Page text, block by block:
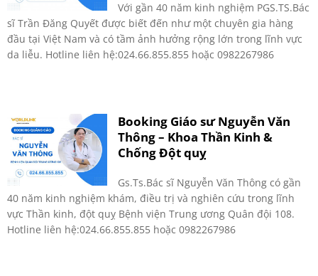
Với gần 40 năm kinh nghiệm PGS.TS.Bác
sĩ Trần Đăng Quyết được biết đến như một chuyên gia hàng
đầu tại Việt Nam và có tầm ảnh hưởng rộng lớn trong lĩnh vực
da liễu. Hotline liên hệ:024.66.855.855 hoặc 0982267986
Booking Giáo sư Nguyễn Văn
Thông – Khoa Thần Kinh &
Chống Đột quỵ
Gs.Ts.Bác sĩ Nguyễn Văn Thông có gần
40 năm kinh nghiệm khám, điều trị và nghiên cứu trong lĩnh
vực Thần kinh, đột quỵ Bệnh viện Trung ương Quân đội 108.
Hotline liên hệ:024.66.855.855 hoặc 0982267986